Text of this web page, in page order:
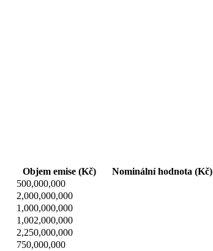
Objem emise (Kč) Nominální hodnota (Kč)
500,000,000
2,000,000,000
1,000,000,000
1,002,000,000
2,250,000,000
750,000,000